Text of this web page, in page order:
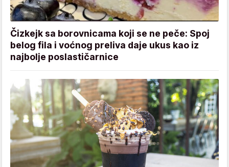
Čizkejk sa borovnicama koji se ne peče: Spoj
belog fila i voćnog preliva daje ukus kao iz
najbolje poslastičarnice